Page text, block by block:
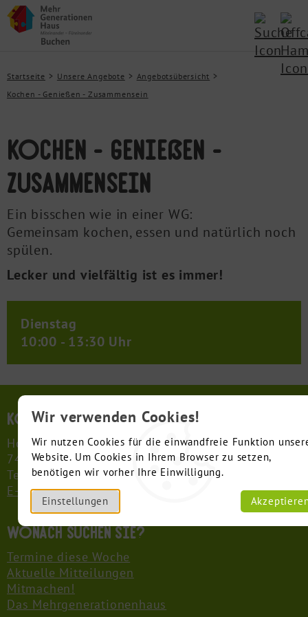
Wir verwenden Cookies!
Wir nutzen Cookies für die einwandfreie Funktion
Website. Um Cookies in Ihrem Browser zu setzen,
benötigen wir vorher Ihre Einwilligung.
Einstellungen
Startseite Unsere Angebote
Angebotsübersicht
Kochen - Genießen - Zusammensein
Kochen - Genießen -
Zusammensein
Ein bisschen wie in einer WG:
Gemeinsam kochen, essen und natürlich noch
spülen.
Lecker und vielfältig ist es immer!
Dienstag
10:00 - 13:30 Uhr
Kontakt
Hollergasse 14
74722 Buchen (Odenwald)
Telefon: 06281 5656637
E-Mail schreiben
Wonach suchen Sie?
Termine diese Woche
Aktuelle Mitteilungen
Mitmachen!
Das Mehrgenerationenhaus